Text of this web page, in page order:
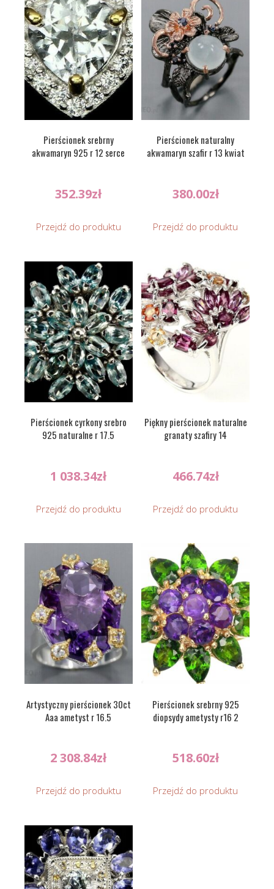
Pierścionek srebrny
akwamaryn 925 r 12 serce
352.39zł
Przejdź do produktu
Pierścionek naturalny
akwamaryn szafir r 13 kwiat
380.00zł
Przejdź do produktu
Pierścionek cyrkony srebro
925 naturalne r 17.5
1 038.34zł
Przejdź do produktu
Piękny pierścionek naturalne
granaty szafiry 14
466.74zł
Przejdź do produktu
Artystyczny pierścionek 30ct
Aaa ametyst r 16.5
2 308.84zł
Przejdź do produktu
Pierścionek srebrny 925
diopsydy ametysty r16 2
518.60zł
Przejdź do produktu